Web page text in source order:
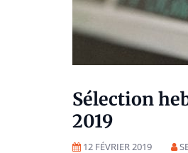
Sélection
2019
12 FÉVRIER 2019